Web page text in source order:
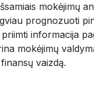
mokėjimų
prognozuoti
informacija
mokėjimų
vaizdą.